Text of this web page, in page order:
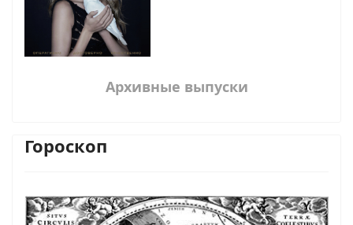
Архивные выпуски
Гороскоп